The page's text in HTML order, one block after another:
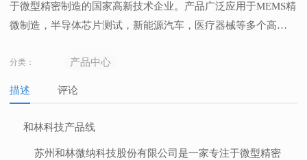
于微型精密制造的国家高新技术企业。产品广泛应用于MEMS精
微制造，半导体芯片测试，新能源汽车，医疗器械等多个高端
已积累多项核心技术及产品专利，并通过IATF16949、
ISO13485、ISO9001、ISO14001、ISO45001等质量体系认证。
分类： 产品中心
描述 评论
和林科技产品线
苏州和林微纳科技股份有限公司是一家专注于微型精密